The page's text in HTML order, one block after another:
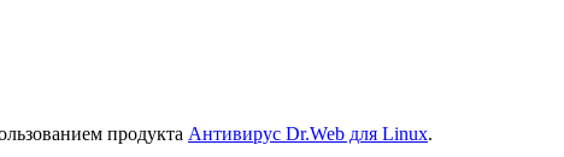
продукта Антивирус Dr.Web для Linux.